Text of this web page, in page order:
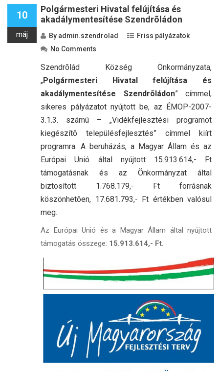
10
máj
Polgármesteri Hivatal felújítása és
akadálymentesítése Szendrõládon
By admin.szendrolad
Friss pályázatok
No Comments
Szendrõlád Község Önkormányzata,
„Polgármesteri Hivatal felújítása és
akadálymentesítése Szendrõládon” címmel,
sikeres pályázatot nyújtott be, az ÉMOP-2007-
3.1.3. számú – „Vidékfejlesztési programot
kiegészítõ településfejlesztés” címmel kiírt
programra. A beruházás, a Magyar Állam és az
Európai Unió által nyújtott 15.913.614,- Ft
támogatásnak és az Önkormányzat által
biztosított 1.768.179,- Ft forrásnak
köszönhetõen, 17.681.793,- Ft értékben valósul
meg.
Az Európai Unió és a Magyar Állam által nyújtott
támogatás összege: 15.913.614,- Ft.